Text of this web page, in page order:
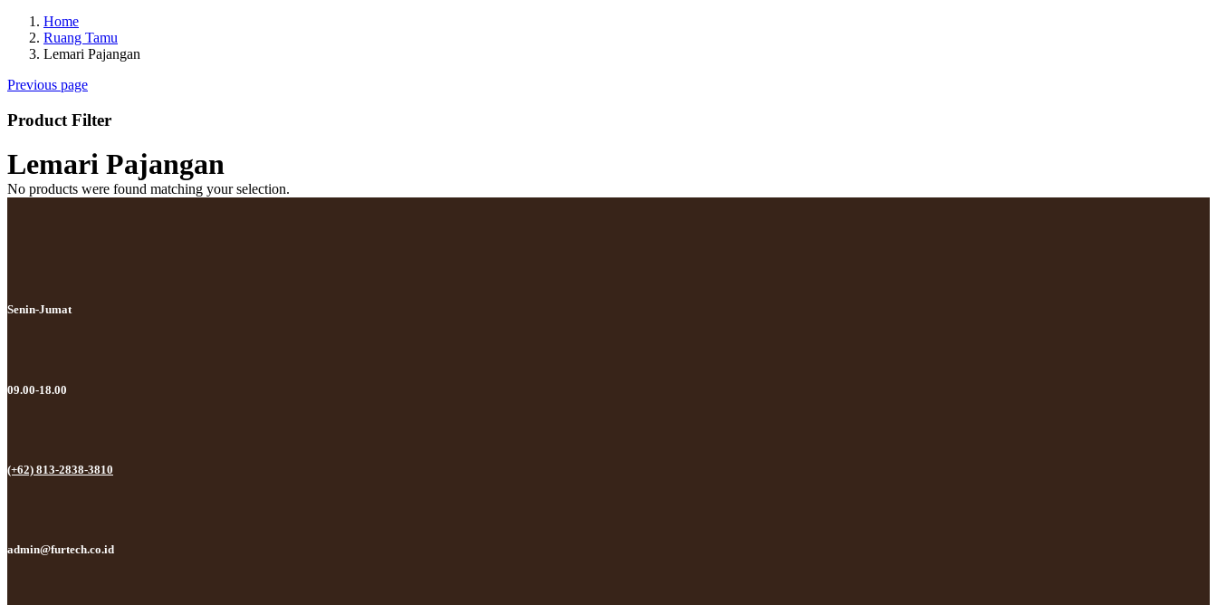
Home
Ruang Tamu
Lemari Pajangan
Previous page
Product Filter
Lemari Pajangan
No products were found matching your selection.
Senin-Jumat
09.00-18.00
(+62) 813-2838-3810
admin@furtech.co.id